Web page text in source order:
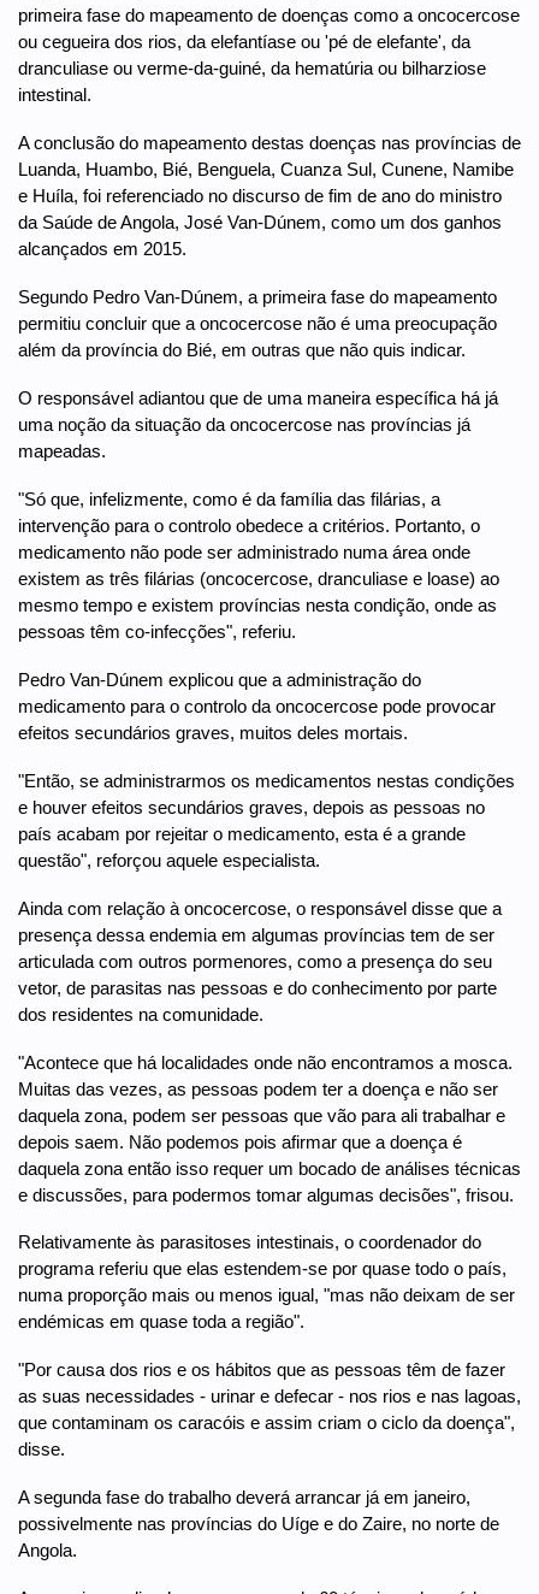
primeira fase do mapeamento de doenças como a oncocercose
ou cegueira dos rios, da elefantíase ou 'pé de elefante', da
dranculiase ou verme-da-guiné, da hematúria ou bilharziose
intestinal.
A conclusão do mapeamento destas doenças nas províncias de
Luanda, Huambo, Bié, Benguela, Cuanza Sul, Cunene, Namibe
e Huíla, foi referenciado no discurso de fim de ano do ministro
da Saúde de Angola, José Van-Dúnem, como um dos ganhos
alcançados em 2015.
Segundo Pedro Van-Dúnem, a primeira fase do mapeamento
permitiu concluir que a oncocercose não é uma preocupação
além da província do Bié, em outras que não quis indicar.
O responsável adiantou que de uma maneira específica há já
uma noção da situação da oncocercose nas províncias já
mapeadas.
"Só que, infelizmente, como é da família das filárias, a
intervenção para o controlo obedece a critérios. Portanto, o
medicamento não pode ser administrado numa área onde
existem as três filárias (oncocercose, dranculiase e loase) ao
mesmo tempo e existem províncias nesta condição, onde as
pessoas têm co-infecções", referiu.
Pedro Van-Dúnem explicou que a administração do
medicamento para o controlo da oncocercose pode provocar
efeitos secundários graves, muitos deles mortais.
"Então, se administrarmos os medicamentos nestas condições
e houver efeitos secundários graves, depois as pessoas no
país acabam por rejeitar o medicamento, esta é a grande
questão", reforçou aquele especialista.
Ainda com relação à oncocercose, o responsável disse que a
presença dessa endemia em algumas províncias tem de ser
articulada com outros pormenores, como a presença do seu
vetor, de parasitas nas pessoas e do conhecimento por parte
dos residentes na comunidade.
"Acontece que há localidades onde não encontramos a mosca.
Muitas das vezes, as pessoas podem ter a doença e não ser
daquela zona, podem ser pessoas que vão para ali trabalhar e
depois saem. Não podemos pois afirmar que a doença é
daquela zona então isso requer um bocado de análises técnicas
e discussões, para podermos tomar algumas decisões", frisou.
Relativamente às parasitoses intestinais, o coordenador do
programa referiu que elas estendem-se por quase todo o país,
numa proporção mais ou menos igual, "mas não deixam de ser
endémicas em quase toda a região".
"Por causa dos rios e os hábitos que as pessoas têm de fazer
as suas necessidades - urinar e defecar - nos rios e nas lagoas,
que contaminam os caracóis e assim criam o ciclo da doença",
disse.
A segunda fase do trabalho deverá arrancar já em janeiro,
possivelmente nas províncias do Uíge e do Zaire, no norte de
Angola.